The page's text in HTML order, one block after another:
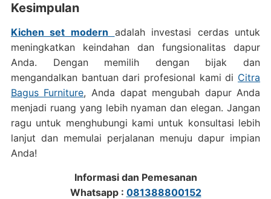
Kesimpulan
Kichen set modern adalah investasi cerdas untuk
meningkatkan keindahan dan fungsionalitas dapur
Anda. Dengan memilih dengan bijak dan
mengandalkan bantuan dari profesional kami di Citra
Bagus Furniture, Anda dapat mengubah dapur Anda
menjadi ruang yang lebih nyaman dan elegan. Jangan
ragu untuk menghubungi kami untuk konsultasi lebih
lanjut dan memulai perjalanan menuju dapur impian
Anda!
Informasi dan Pemesanan
Whatsapp : 081388800152